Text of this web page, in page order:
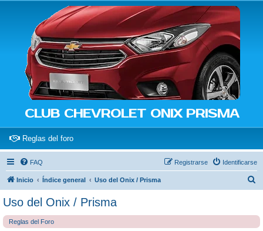
CLUB CHEVROLET ONIX PRISMA
Reglas del foro(Opens a new tab)
FAQ Identificarse
Registrarse
Inicio Índice general Uso del Onix / Prisma
Uso del Onix / Prisma
Reglas del Foro